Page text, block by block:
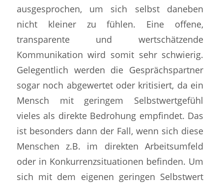
ausgesprochen, um sich selbst daneben
nicht kleiner zu fühlen. Eine offene,
transparente und wertschätzende
Kommunikation wird somit sehr schwierig.
Gelegentlich werden die Gesprächspartner
sogar noch abgewertet oder kritisiert, da ein
Mensch mit geringem Selbstwertgefühl
vieles als direkte Bedrohung empfindet. Das
ist besonders dann der Fall, wenn sich diese
Menschen z.B. im direkten Arbeitsumfeld
oder in Konkurrenzsituationen befinden. Um
sich mit dem eigenen geringen Selbstwert